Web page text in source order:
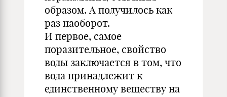
образом. А получилось как
раз наоборот.
И первое, самое
поразительное, свойство
воды заключается в том, что
вода принадлежит к
единственному веществу на